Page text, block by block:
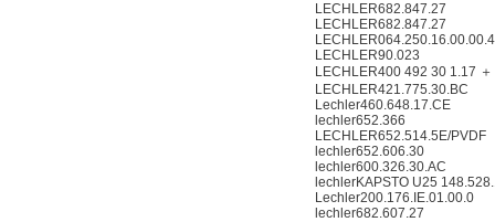
LECHLER682.847.27
LECHLER682.847.27
LECHLER064.250.16.00.00.4
LECHLER90.023
LECHLER400 492 30 1.17 ＋
LECHLER421.775.30.BC
Lechler460.648.17.CE
lechler652.366
LECHLER652.514.5E/PVDF
lechler652.606.30
lechler600.326.30.AC
lechlerKAPSTO U25
Lechler200.176.IE.01.00.0
lechler682.607.27